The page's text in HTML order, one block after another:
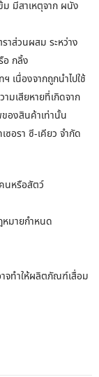
ม มีสาเหตุจาก ผนัง
าส่วนผสม ระหว่าง
อ กลิ้ง
เนื่องจากถูกนำไปใช้
มเสียหายที่เกิดจาก
ของสินค้าเท่านั้น
ซอรา ซี-เคียว จำกัด
นหรือสัตว์
หมายกำหนด
าจทำให้ผลิตภัณฑ์เสื่อม